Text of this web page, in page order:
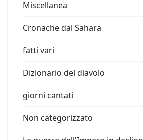
Miscellanea
Cronache dal Sahara
fatti vari
Dizionario del diavolo
giorni cantati
Non categorizzato